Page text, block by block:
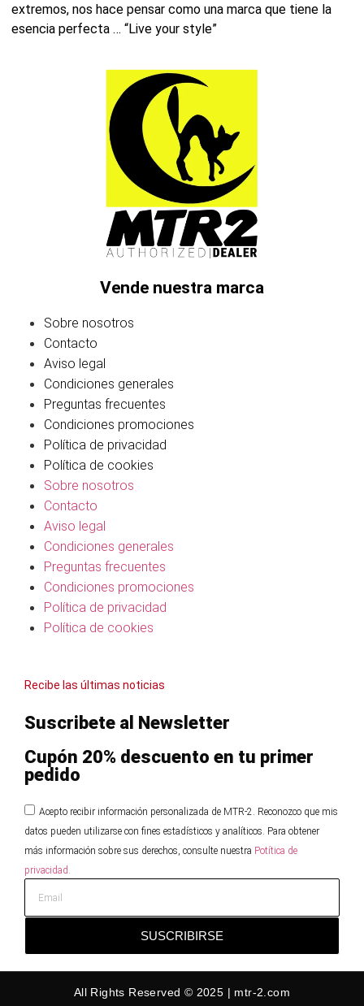
extremos, nos hace pensar como una marca que tiene la
esencia perfecta … “Live your style”
Vende nuestra marca
Sobre nosotros
Contacto
Aviso legal
Condiciones generales
Preguntas frecuentes
Condiciones promociones
Política de privacidad
Política de cookies
Sobre nosotros
Contacto
Aviso legal
Condiciones generales
Preguntas frecuentes
Condiciones promociones
Política de privacidad
Política de cookies
Recibe las últimas noticias
Suscribete al Newsletter
Cupón 20% descuento en tu primer
pedido
Acepto recibir información personalizada de MTR-2. Reconozco que mis
datos pueden utilizarse con fines estadísticos y analíticos. Para obtener
más información sobre sus derechos, consulte nuestra Potítica de
privacidad.
SUSCRIBIRSE
All Rights Reserved © 2025 | mtr-2.com